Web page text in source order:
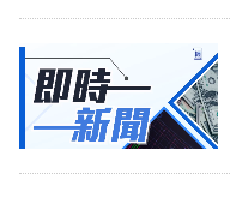
業
科
技